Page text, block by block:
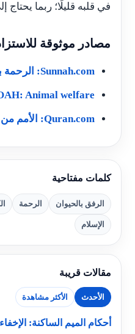
في قلبه قليلًا؛ ربما يحتاج
مصادر موثوقة
Sunnah.com: الرحمة بالحيوان
Animal welfare
Quran.com: الأمم من الكائنات
كلمات مفتاحية
الرفق بالحيوان الرحمة
الإسلام
مقالات قريبة
الأحدث الأكثر مشاهدة
أحكام الميم الساكنة: